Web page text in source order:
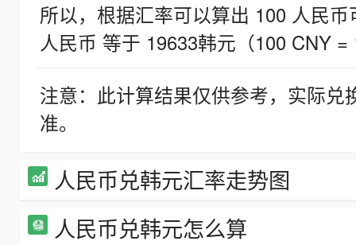
所以，根据汇率可以算出 100 人民
人民币 等于 19633韩元（100 CNY =
注意：此计算结果仅供参考，实际
准。
人民币兑韩元汇率走势图
人民币兑韩元怎么算